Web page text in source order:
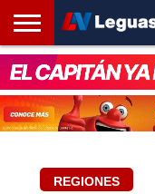
INICIO
SANTA
FE
ROSARIO24
REGIONES
ARGENTINA
OPINIÓN
CONTACTO
REGIONES